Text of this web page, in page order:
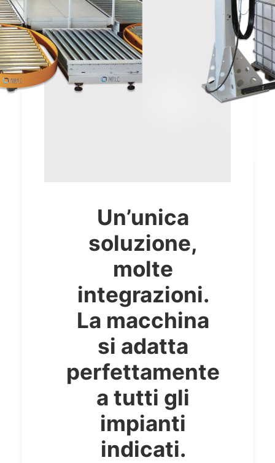
Un’unica
soluzione,
molte
integrazioni.
La macchina
si adatta
perfettamente
a tutti gli
impianti
indicati.